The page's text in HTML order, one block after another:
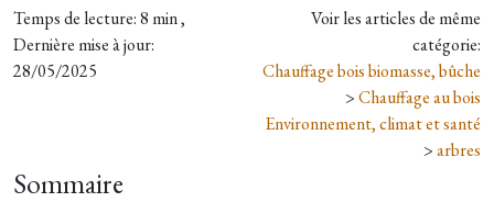
Temps de lecture: 8 min ,
Dernière mise à jour:
28/05/2025
Voir les articles de même
catégorie:
Chauffage bois biomasse, bûche
>Chauffage au bois
Environnement, climat et santé
>arbres
Sommaire